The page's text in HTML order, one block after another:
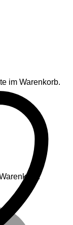
im Warenkorb.